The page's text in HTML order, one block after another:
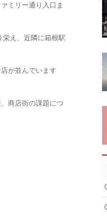
ミリー通り入口ま
え、近隣に箱根駅
が並んでいます
商店街の課題につ